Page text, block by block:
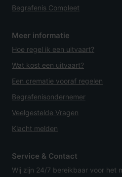
Begrafenis Compleet
Meer informatie
Hoe regel ik een uitvaart?
Wat kost een uitvaart?
Een crematie vooraf regelen
Begrafenisondernemer
Veelgestelde Vragen
Klacht melden
Service & Contact
Wij zijn 24/7 bereikbaar voor het